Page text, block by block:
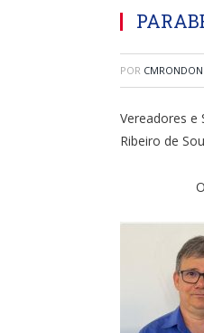
POR CMRONDON
Vereadores e
Ribeiro de
Os votos